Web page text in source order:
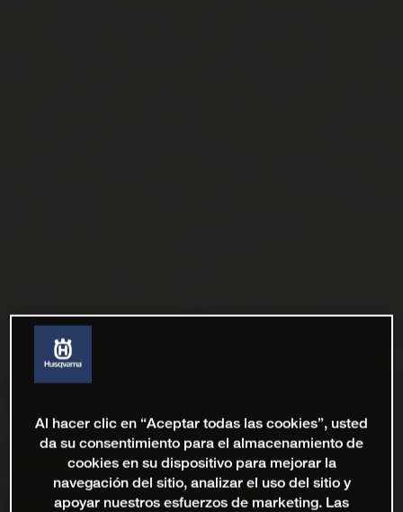
Al hacer clic en “Aceptar todas las cookies”, usted
da su consentimiento para el almacenamiento de
cookies en su dispositivo para mejorar la
navegación del sitio, analizar el uso del sitio y
apoyar nuestros esfuerzos de marketing. Las